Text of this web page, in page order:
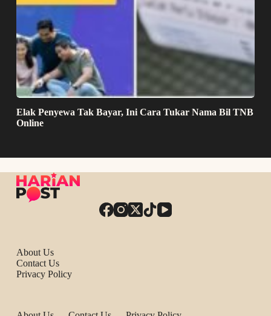
Elak Penyewa Tak Bayar, Ini Cara Tukar Nama Bil TNB
Online
About Us
Contact Us
Privacy Policy